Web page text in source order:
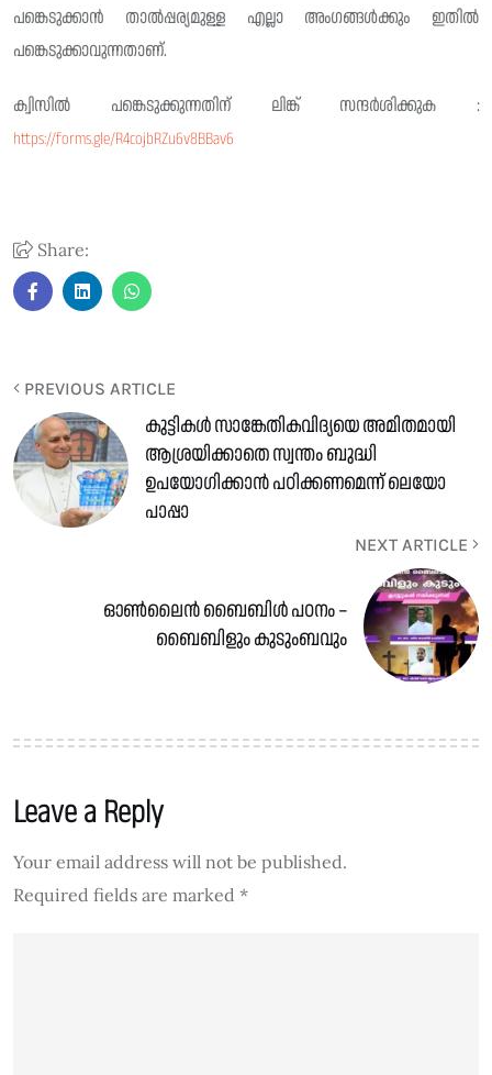
പങ്കെടുക്കാൻ താൽപ്പര്യമുള്ള എല്ലാ അംഗങ്ങൾക്കും ഇതിൽ
പങ്കെടുക്കാവുന്നതാണ്.
ക്വിസിൽ പങ്കെടുക്കുന്നതിന് ലിങ്ക് സന്ദർശിക്കുക :
https://forms.gle/R4cojbRZu6v8BBav6
Share:
PREVIOUS ARTICLE
കുട്ടികൾ സാങ്കേതികവിദ്യയെ അമിതമായി
ആശ്രയിക്കാതെ സ്വന്തം ബുദ്ധി
ഉപയോഗിക്കാൻ പഠിക്കണമെന്ന് ലെയോ
പാപ്പാ
NEXT ARTICLE
ഓൺലൈൻ ബൈബിൾ പഠനം –
ബൈബിളും കുടുംബവും
Leave a Reply
Your email address will not be published.
Required fields are marked *